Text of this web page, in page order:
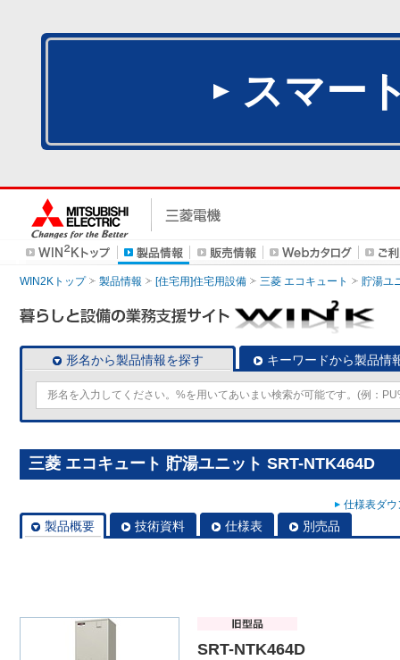
スマー
WIN2Kトップ 製品情報 [住宅用]住宅用設備 三菱 エコキュート 貯湯ユ
形名から製品情報を探す キーワードから製品情
三菱 エコキュート 貯湯ユニット SRT-NTK464D
仕様表ダ
製品概要 技術資料 仕様表 別売品
SRT-NTK464D